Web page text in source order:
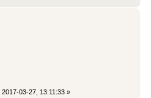
2017-03-27, 13:11:33 »